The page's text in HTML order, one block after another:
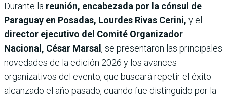
Durante la reunión, encabezada por la cónsul de
Paraguay en Posadas, Lourdes Rivas Cerini, y el
director ejecutivo del Comité Organizador
Nacional, César Marsal , se presentaron las principales
novedades de la edición 2026 y los avances
organizativos del evento, que buscará repetir el éxito
alcanzado el año pasado, cuando fue distinguido por la